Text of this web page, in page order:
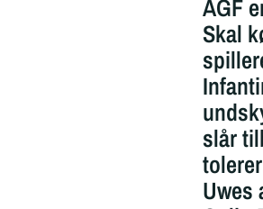
AGF
Skal
slår
Uwes